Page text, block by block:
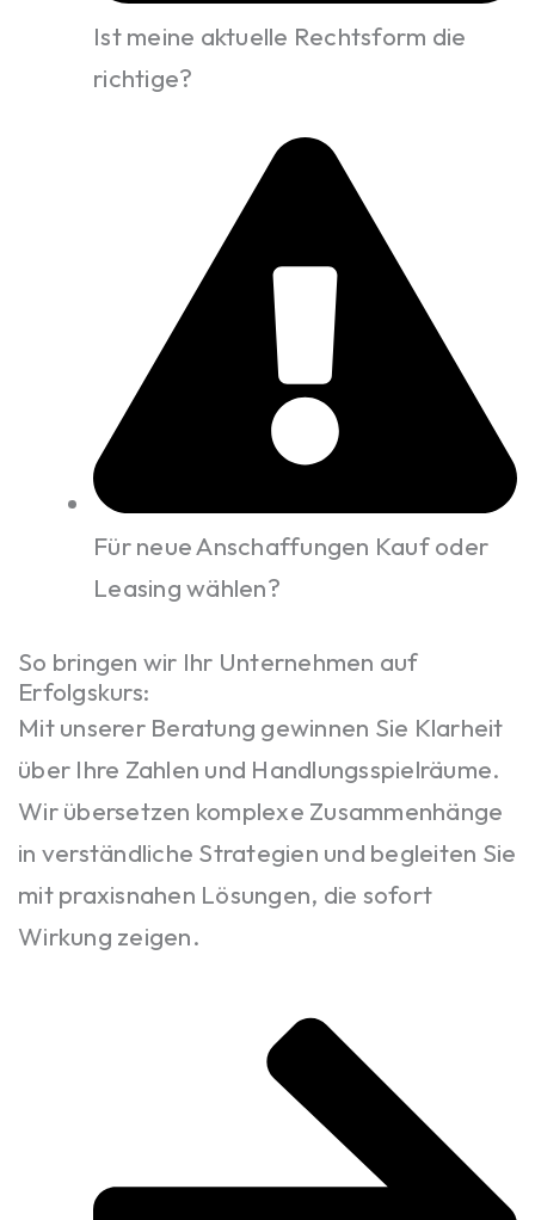
Ist meine aktuelle Rechtsform die
richtige?
Für neue Anschaffungen Kauf oder
Leasing wählen?
So bringen wir Ihr Unternehmen auf
Erfolgskurs:
Mit unserer Beratung gewinnen Sie Klarheit
über Ihre Zahlen und Handlungsspielräume.
Wir übersetzen komplexe Zusammenhänge
in verständliche Strategien und begleiten Sie
mit praxisnahen Lösungen, die sofort
Wirkung zeigen.